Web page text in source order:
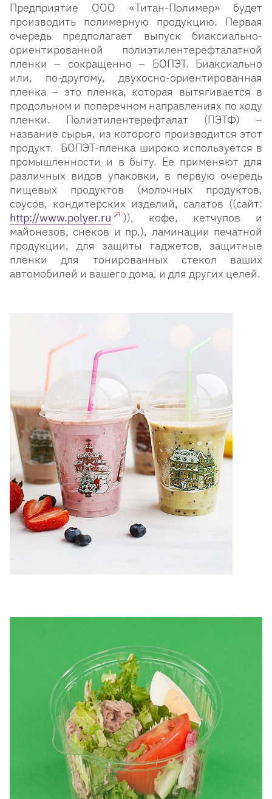
Предприятие ООО «Титан-Полимер» будет
производить полимерную продукцию. Первая
очередь предполагает выпуск биаксиально-
ориентированной полиэтилентерефталатной
пленки – сокращенно – БОПЭТ. Биаксиально
или, по-другому, двухосно-ориентированная
пленка – это пленка, которая вытягивается в
продольном и поперечном направлениях по ходу
пленки. Полиэтилентерефталат (ПЭТФ) –
название сырья, из которого производится этот
продукт. БОПЭТ-пленка широко используется в
промышленности и в быту. Ее применяют для
различных видов упаковки, в первую очередь
пищевых продуктов (молочных продуктов,
соусов, кондитерских изделий, салатов ((сайт:
http://www.polyer.ru
)), кофе, кетчупов и
майонезов, снеков и пр.), ламинации печатной
продукции, для защиты гаджетов, защитные
пленки для тонированных стекол ваших
автомобилей и вашего дома, и для других целей.